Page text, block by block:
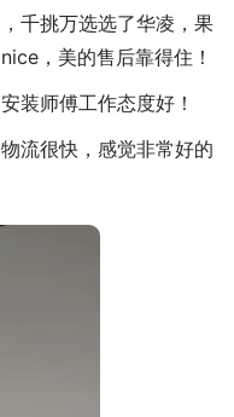
千挑万选选了华凌，果
，美的售后靠得住！
装师傅工作态度好！
流很快，感觉非常好的